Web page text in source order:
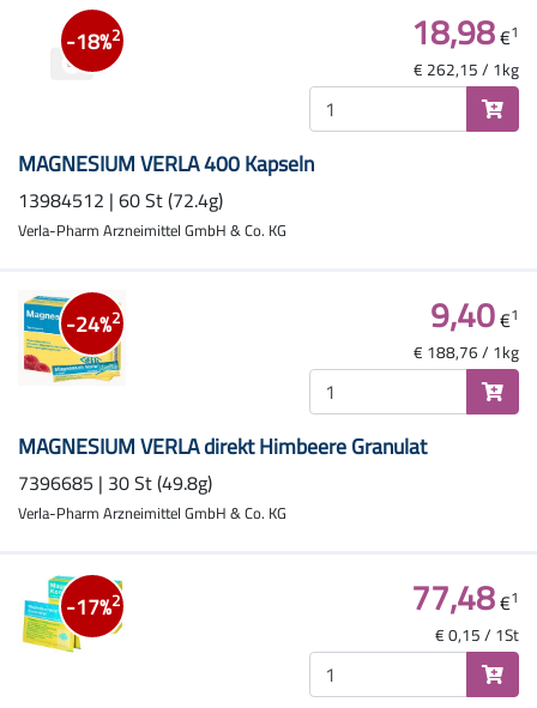
-18%2
MAGNESIUM VERLA 400 Kapseln
13984512 | 60 St (72.4g)
Verla-Pharm Arzneimittel GmbH & Co. KG
18,98€1
€ 262,15 / 1kg
-24%2
MAGNESIUM VERLA direkt Himbeere Granulat
7396685 | 30 St (49.8g)
Verla-Pharm Arzneimittel GmbH & Co. KG
9,40€1
€ 188,76 / 1kg
-17%2 77,48€1
€ 0,15 / 1St